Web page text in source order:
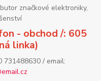
značkové elektroniky,
- obchod /: 605
linka)
/ email: